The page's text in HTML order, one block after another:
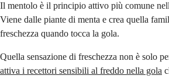
Il mentolo è il principio attivo più comune
Viene dalle piante di menta e crea quella
freschezza quando tocca la gola.
Quella sensazione di freschezza non è solo
attiva i recettori sensibili al freddo nella gola